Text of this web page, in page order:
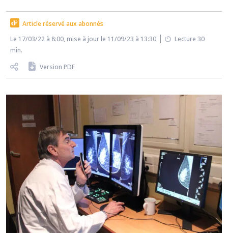
Article réservé aux abonnés
Le 17/03/22 à 8:00, mise à jour le 11/09/23 à 13:30
Lecture 30
min.
Version PDF